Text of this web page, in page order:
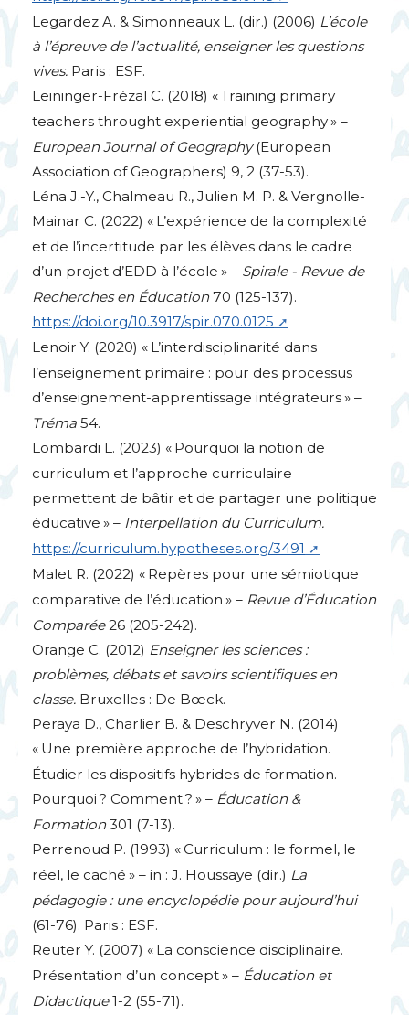
Legardez A. & Simonneaux L. (dir.) (2006) L’école
à l’épreuve de l’actualité, enseigner les questions
vives. Paris : ESF.
Leininger-Frézal C. (2018) «Training primary
teachers throught experiential geography» –
European Journal of Geography(European
Association of Geographers) 9, 2 (37-53).
Léna J.-Y., Chalmeau R., Julien M. P. & Vergnolle-
Mainar C. (2022) « L’expérience de la complexité
et de l’incertitude par les élèves dans le cadre
d’un projet d’EDD à l’école » – Spirale - Revue de
Recherches en Éducation70 (125-137).
https://doi.org/10.3917/spir.070.0125
Lenoir Y. (2020) « L’interdisciplinarité dans
l’enseignement primaire : pour des processus
d’enseignement-apprentissage intégrateurs» –
Tréma 54.
Lombardi L. (2023) « Pourquoi la notion de
curriculum et l’approche curriculaire
permettent de bâtir et de partager une politique
éducative » – Interpellation du Curriculum.
https://curriculum.hypotheses.org/3491
Malet R. (2022) « Repères pour une sémiotique
comparative de l’éducation » – Revue d’Éducation
Comparée26 (205-242).
Orange C. (2012) Enseigner les sciences :
problèmes, débats et savoirs scientifiques en
classe. Bruxelles : De Bœck.
Peraya D., Charlier B. & Deschryver N. (2014)
« Une première approche de l’hybridation.
Étudier les dispositifs hybrides de formation.
Pourquoi ? Comment? » – Éducation &
Formation301 (7-13).
Perrenoud P. (1993) «Curriculum : le formel, le
réel, le caché » – in : J. Houssaye (dir.) La
pédagogie : une encyclopédie pour aujourd’hui
(61-76). Paris : ESF.
Reuter Y. (2007) « La conscience disciplinaire.
Présentation d’un concept» – Éducation et
Didactique1-2 (55-71).